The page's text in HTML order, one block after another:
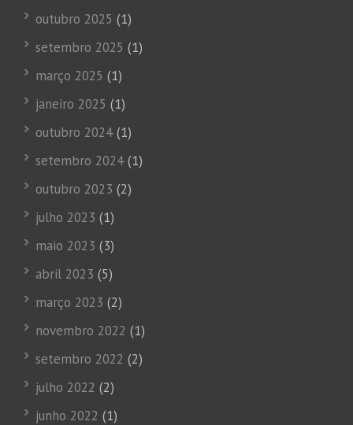
outubro 2025 (1)
setembro 2025 (1)
março 2025 (1)
janeiro 2025 (1)
outubro 2024(1)
setembro 2024(1)
outubro 2023 (2)
julho 2023 (1)
maio 2023 (3)
abril 2023 (5)
março 2023 (2)
novembro 2022 (1)
setembro 2022 (2)
julho 2022 (2)
junho 2022 (1)